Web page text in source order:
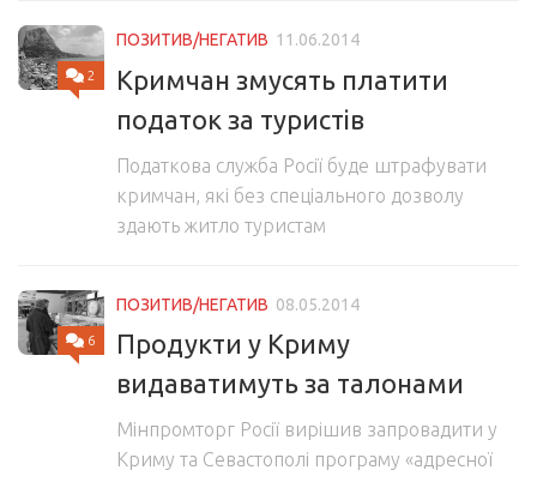
2
ПОЗИТИВ/НЕГАТИВ 11.06.2014
Кримчан змусять платити
податок за туристів
Податкова служба Росії буде штрафувати
кримчан, які без спеціального дозволу
здають житло туристам
6
ПОЗИТИВ/НЕГАТИВ 08.05.2014
Продукти у Криму
видаватимуть за талонами
Мінпромторг Росії вирішив запровадити у
Криму та Севастополі програму «адресної